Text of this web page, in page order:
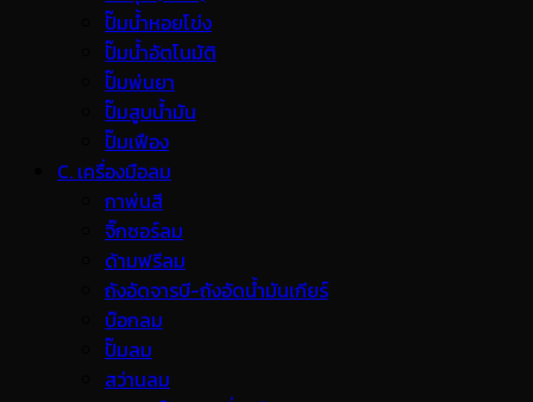
ปั๊มน้ำหอยโข่ง
ปั๊มน้ำอัตโนมัติ
ปั๊มพ่นยา
ปั๊มสูบน้ำมัน
ปั๊มเฟือง
C. เครื่องมือลม
กาพ่นสี
จิ๊กซอร์ลม
ด้ามฟรีลม
ถังอัดจารบี-ถังอัดน้ำมันเกียร์
บ๊อกลม
ปั๊มลม
สว่านลม